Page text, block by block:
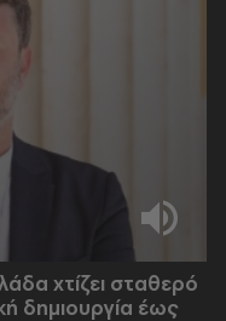
χτίζει σταθερό
δημιουργία έως